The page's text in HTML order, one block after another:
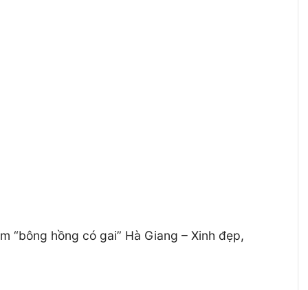
hồng có gai” Hà Giang – Xinh đẹp,